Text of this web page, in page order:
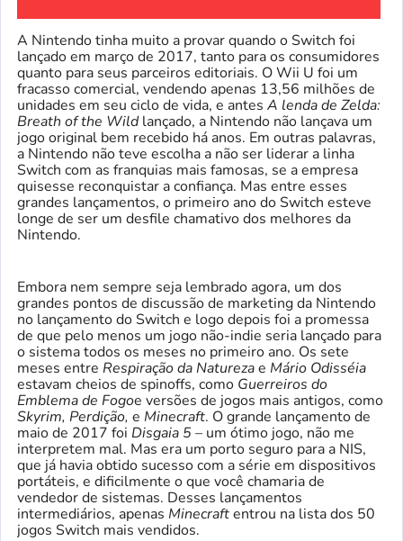
A Nintendo tinha muito a provar quando o Switch foi
lançado em março de 2017, tanto para os consumidores
quanto para seus parceiros editoriais. O Wii U foi um
fracasso comercial, vendendo apenas 13,56 milhões de
unidades em seu ciclo de vida, e antes A lenda de Zelda:
Breath of the Wildlançado, a Nintendo não lançava um
jogo original bem recebido há anos. Em outras palavras,
a Nintendo não teve escolha a não ser liderar a linha
Switch com as franquias mais famosas, se a empresa
quisesse reconquistar a confiança. Mas entre esses
grandes lançamentos, o primeiro ano do Switch esteve
longe de ser um desfile chamativo dos melhores da
Nintendo.
Embora nem sempre seja lembrado agora, um dos
grandes pontos de discussão de marketing da Nintendo
no lançamento do Switch e logo depois foi a promessa
de que pelo menos um jogo não-indie seria lançado para
o sistema todos os meses no primeiro ano. Os sete
meses entre Respiração da Naturezae Mário Odisséia
estavam cheios de spinoffs, como Guerreiros do
Emblema de Fogoe versões de jogos mais antigos, como
Skyrim, Perdição, e Minecraft. O grande lançamento de
maio de 2017 foi Disgaia 5– um ótimo jogo, não me
interpretem mal. Mas era um porto seguro para a NIS,
que já havia obtido sucesso com a série em dispositivos
portáteis, e dificilmente o que você chamaria de
vendedor de sistemas. Desses lançamentos
intermediários, apenas Minecraftentrou na lista dos 50
jogos Switch mais vendidos.